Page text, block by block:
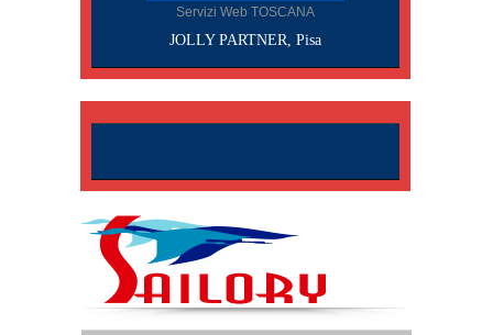
Servizi Web TOSCANA
JOLLY PARTNER, Pisa